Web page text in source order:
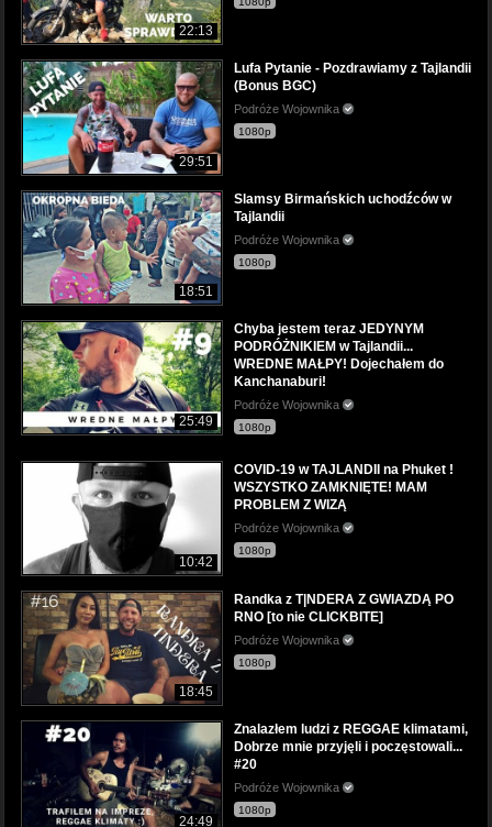
22:13
29:51
Lufa Pytanie - Pozdrawiamy z Tajlandii
(Bonus BGC)
Podróże Wojownika
1080p
18:51
Slamsy Birmańskich uchodźców w
Tajlandii
Podróże Wojownika
1080p
25:49
Chyba jestem teraz JEDYNYM
PODRÓŻNIKIEM w Tajlandii...
WREDNE MAŁPY! Dojechałem do
Kanchanaburi!
Podróże Wojownika
1080p
10:42
COVID-19 w TAJLANDII na Phuket !
WSZYSTKO ZAMKNIĘTE! MAM
PROBLEM Z WIZĄ
Podróże Wojownika
1080p
18:45
Randka z T|NDERA Z GWIAZDĄ PO
RNO [to nie CLICKBITE]
Podróże Wojownika
1080p
24:49
Znalazłem ludzi z REGGAE klimatami,
Dobrze mnie przyjęli i poczęstowali...
#20
Podróże Wojownika
1080p